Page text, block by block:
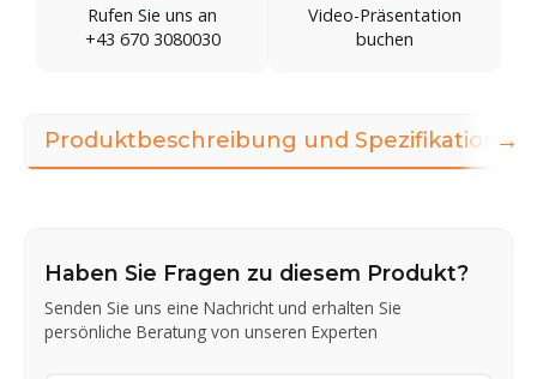
Rufen Sie uns an
+43 670 3080030
Video-Präsentation
buchen
Produktbeschreibung und Spezifikationen
Haben Sie Fragen zu diesem Produkt?
Senden Sie uns eine Nachricht und erhalten Sie
persönliche Beratung von unseren Experten
→